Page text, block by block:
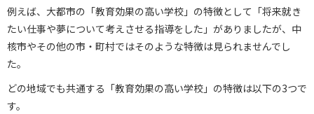
例えば、大都市の「教育効果の高い学校」の特徴として「将来就き
たい仕事や夢について考えさせる指導をした」がありましたが、中
核市やその他の市・町村ではそのような特徴は見られませんでし
た。
どの地域でも共通する「教育効果の高い学校」の特徴は以下の3つで
す。